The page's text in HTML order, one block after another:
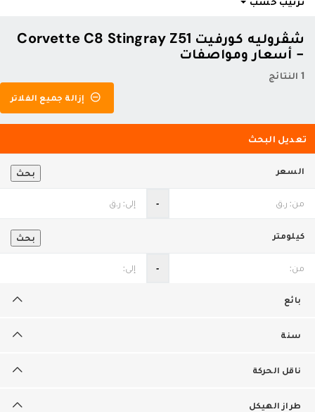
شڤروليه كورفيت Corvette C8 Stingray Z51
- أسعار ومواصفات
1 النتائج
إزالة جميع الفلاتر
تعديل البحث
بحث السعر
‐
بحث كيلومتر
‐
بائع
سنة
ناقل الحركة
طراز الهيكل